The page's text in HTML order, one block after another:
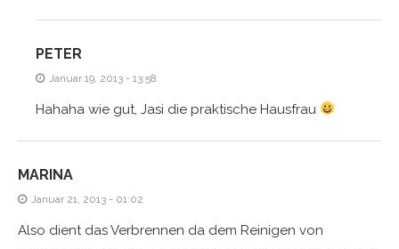
PETER
Januar 19, 2013 - 13:58
Hahaha wie gut, Jasi die praktische Hausfrau
MARINA
Januar 21, 2013 - 01:02
Also dient das Verbrennen da dem Reinigen von